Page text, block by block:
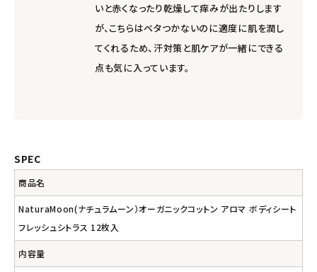
いと赤くなったり乾燥して痒みが出たりします
が、こちらはベタつかないのに適度に肌を潤し
てくれるため、汗対策と肌ケアが一緒にできる
点も気に入っています。
SPEC
商品名
NaturaMoon(ナチュラムーン）オーガニックコットン アロマ ボディシート
フレッシュシトラス 12枚入
内容量